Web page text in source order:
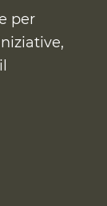
per